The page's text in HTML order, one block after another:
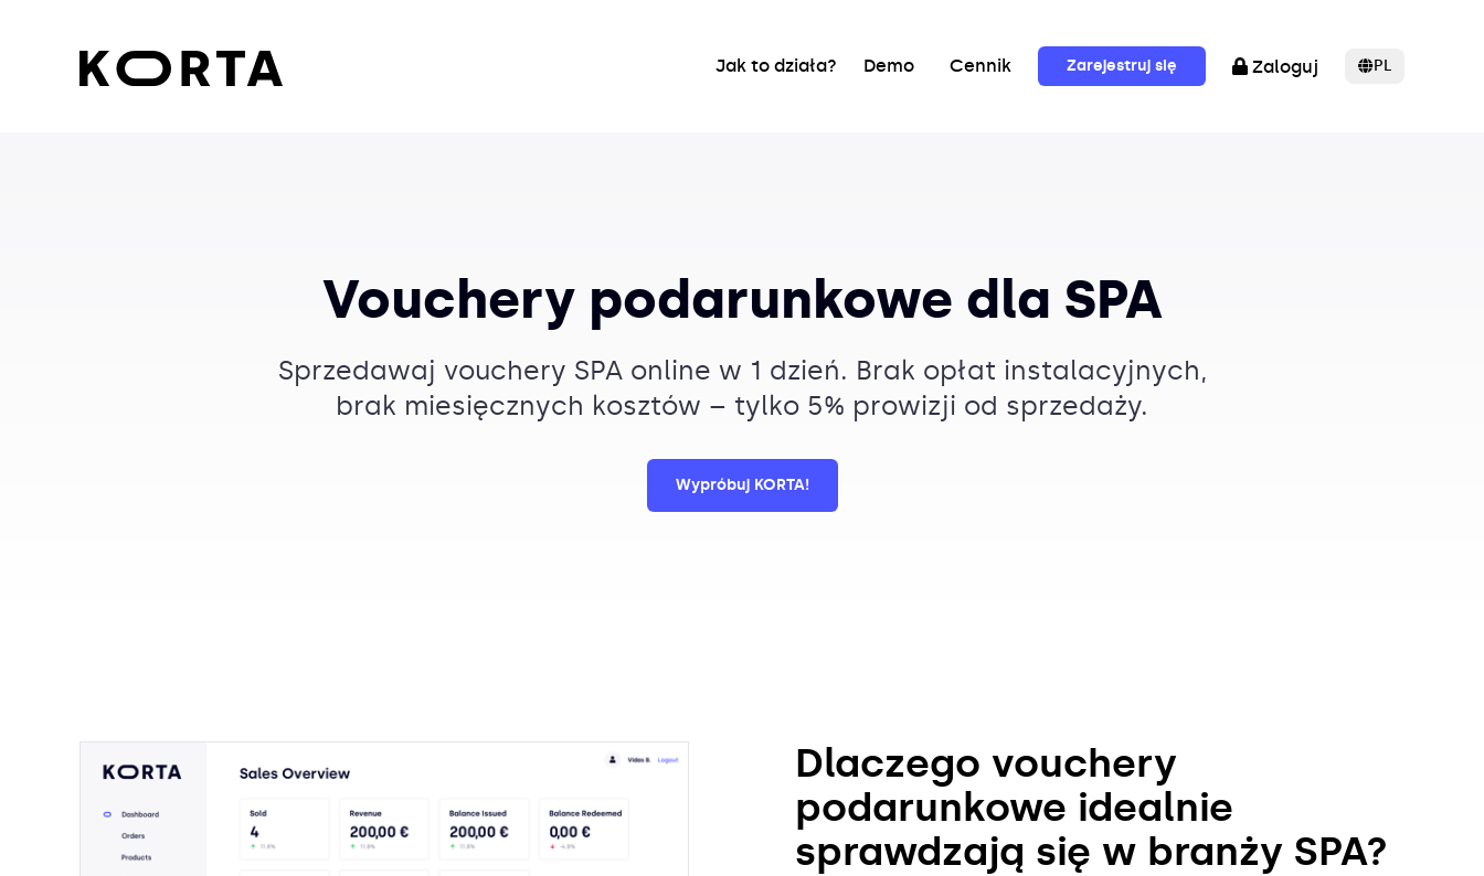
Jak to działa? Demo Cennik Zarejestruj się Zaloguj PL
Vouchery podarunkowe dla SPA
Sprzedawaj vouchery SPA online w 1 dzień. Brak opłat instalacyjnych,
brak miesięcznych kosztów – tylko 5% prowizji od sprzedaży.
Wypróbuj KORTA!
Dlaczego vouchery
podarunkowe idealnie
sprawdzają się w branży SPA?